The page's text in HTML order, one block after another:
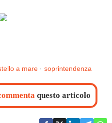
a mare · soprintendenza
questo articolo